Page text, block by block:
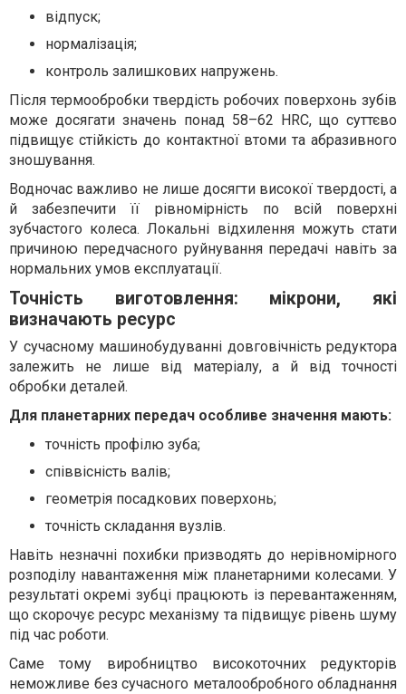
відпуск;
нормалізація;
контроль залишкових напружень.
Після термообробки твердість робочих поверхонь зубів
може досягати значень понад 58–62 HRC, що суттєво
підвищує стійкість до контактної втоми та абразивного
зношування.
Водночас важливо не лише досягти високої твердості, а
й забезпечити її рівномірність по всій поверхні
зубчастого колеса. Локальні відхилення можуть стати
причиною передчасного руйнування передачі навіть за
нормальних умов експлуатації.
Точність виготовлення: мікрони, які
визначають ресурс
У сучасному машинобудуванні довговічність редуктора
залежить не лише від матеріалу, а й від точності
обробки деталей.
Для планетарних передач особливе значення мають:
точність профілю зуба;
співвісність валів;
геометрія посадкових поверхонь;
точність складання вузлів.
Навіть незначні похибки призводять до нерівномірного
розподілу навантаження між планетарними колесами. У
результаті окремі зубці працюють із перевантаженням,
що скорочує ресурс механізму та підвищує рівень шуму
під час роботи.
Саме тому виробництво високоточних редукторів
неможливе без сучасного металообробного обладнання